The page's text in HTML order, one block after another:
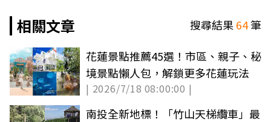
相關文章
搜尋結果64筆
花蓮景點推薦45選！市區、親子、秘
境景點懶人包，解鎖更多花蓮玩法
| 2026/7/18 08:00:00 |
南投全新地標！「竹山天梯纜車」最